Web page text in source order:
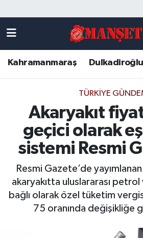
Kahramanmaraş Dulkadiroğlu
TÜRKIYE
Akaryakıt
geçici olarak
sistemi Resmi
Resmi Gazete’de
akaryakıtta uluslararası petrol
bağlı olarak özel tüketim
75 oranında değişikliğe
DULKADİROĞLU
KAHRAMANMARAŞ
ONİKİŞUBAT
ÖZEL HABER
Künye
Kahramanmaraş Nöbetçi
Kahramanmaraş Hava
Kahramanmaraş Trafik
Süper Lig Puan Durumu ve
Tüm Manşetler
Son Dakika Haberleri
Haber Arşivi